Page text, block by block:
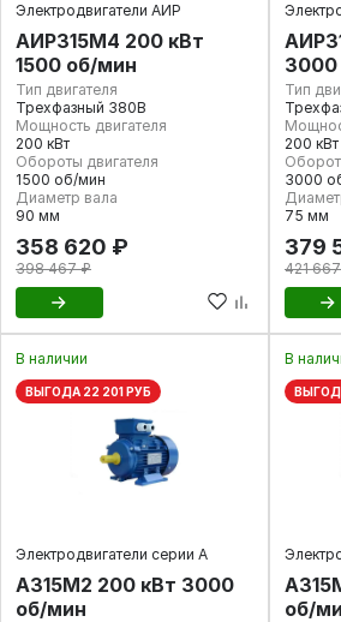
Электродвигатели АИР
АИР315М4 200 кВт
1500 об/мин
Тип двигателя
Трехфазный 380В
Мощность двигателя
200 кВт
Обороты двигателя
1500 об/мин
Диаметр вала
90 мм
358 620 ₽
398 467 ₽
Тип
200 кВт
3000
75 мм
379
421
В наличии
ВЫГОДА 22 201 РУБ
Электродвигатели серии А
А315M2 200 кВт 3000
об/мин
В
об/